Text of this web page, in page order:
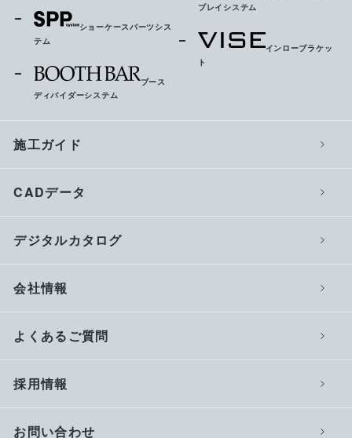
ショーケースパーツシス
テム
ブース
ディバイダーシステム
プレイシステム
インローブラケッ
ト
施工ガイド
CADデータ
デジタルカタログ
会社情報
よくあるご質問
採用情報
お問い合わせ